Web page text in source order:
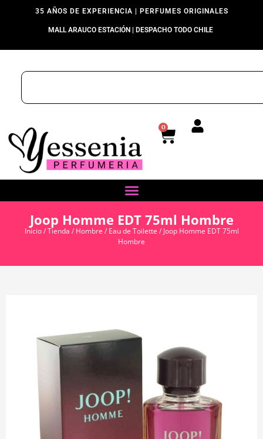
35 AÑOS DE EXPERIENCIA | PERFUMES ORIGINALES
MALL ARAUCO ESTACIÓN | DESPACHO TODO CHILE
0
Joop Homme EDT 75ml Hombre
Inicio/Tienda / Hombre / Eau de Toilette / Joop Homme EDT 75ml
Hombre